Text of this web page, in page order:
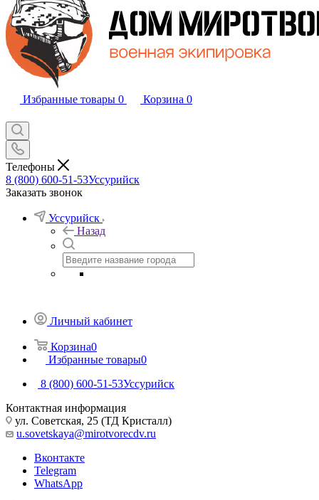
Избранные товары 0 Корзина 0
Телефоны
8 (800) 600-51-53Уссурийск
Заказать звонок
Уссурийск
Назад
Личный кабинет
Корзина0
Избранные товары0
8 (800) 600-51-53Уссурийск
Контактная информация
ул. Советская, 25 (ТД Кристалл)
u.sovetskaya@mirotvorecdv.ru
Вконтакте
Telegram
WhatsApp